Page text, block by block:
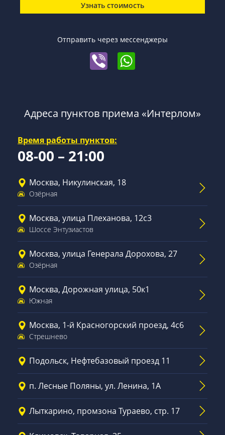
Узнать стоимость
Отправить через мессенджеры
Адреса пунктов приема «Интерлом»
Время работы пунктов:
08-00 – 21:00
Москва, Никулинская, 18
Озёрная
Москва, улица Плеханова, 12с3
Шоссе Энтузиастов
Москва, улица Генерала Дорохова, 27
Озёрная
Москва, Дорожная улица, 50к1
Южная
Москва, 1-й Красногорский проезд, 4с6
Стрешнево
Подольск, Нефтебазовый проезд 11
п. Лесные Поляны, ул. Ленина, 1А
Лыткарино, промзона Тураево, стр. 17